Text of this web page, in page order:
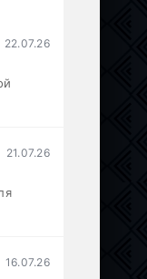
22.07.26
21.07.26
16.07.26